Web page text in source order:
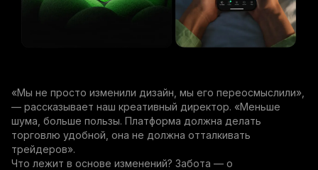
«Мы не просто изменили дизайн, мы его переосмыслили»,
— рассказывает наш креативный директор. «Меньше
шума, больше пользы. Платформа должна делать
торговлю удобной, она не должна отталкивать
трейдеров».
Что лежит в основе изменений? Забота — о